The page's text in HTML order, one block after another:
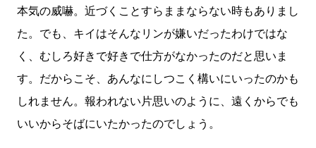
本気の威嚇。近づくことすらままならない時もありまし
た。でも、キイはそんなリンが嫌いだったわけではな
く、むしろ好きで好きで仕方がなかったのだと思いま
す。だからこそ、あんなにしつこく構いにいったのかも
しれません。報われない片思いのように、遠くからでも
いいからそばにいたかったのでしょう。